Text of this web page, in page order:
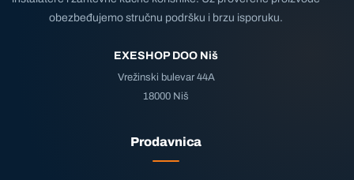
obezbeđujemo stručnu podršku i brzu isporuku.
EXESHOP DOO Niš
Vrežinski bulevar 44A
18000 Niš
Prodavnica